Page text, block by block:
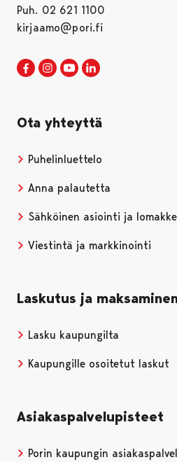
Puh. 02 621 1100
kirjaamo@pori.fi
Porin kaupunki Facebookissa
Avautuu uudessa välilehdessä
Porin kaupunki
Avautuu uudessa
Porin kaupunki
Avautuu uudessa
Ota yhteyttä
Puhelinluettelo
Anna palautetta
Sähköinen asiointi ja
Viestintä ja markkinointi
Laskutus ja
Lasku kaupungilta
Kaupungille osoitetut laskut
Asiakaspalvelupisteet
Porin kaupungin